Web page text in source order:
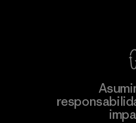
información